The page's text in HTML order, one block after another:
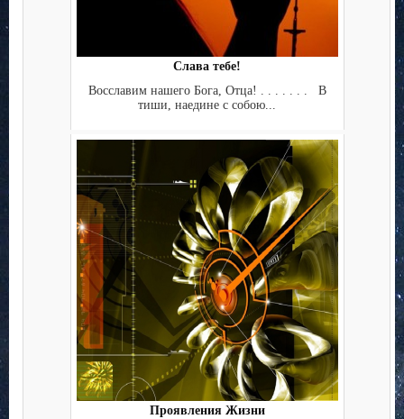
Слава тебе!
Восславим нашего Бога, Отца! . . . . . . . В
тиши, наедине с собою...
Проявления Жизни